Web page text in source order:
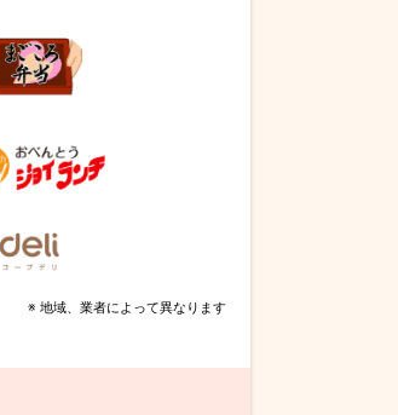
※ 地域、業者によって異なります